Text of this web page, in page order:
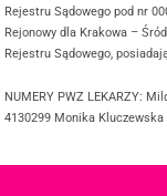
Rejestru Sądowego pod nr
Rejonowy dla Krakowa –
Rejestru Sądowego,
NUMERY PWZ LEKARZY:
4130299 Monika Kluczewska